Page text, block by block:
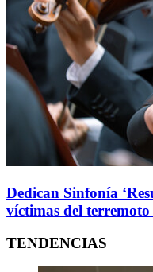
Dedican Sinfonía
víctimas del terremoto
TENDENCIAS